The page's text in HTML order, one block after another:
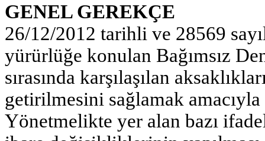
GENEL GEREKÇE
26/12/2012 tarihli ve 28569
yürürlüğe konulan Bağımsız
sırasında karşılaşılan
getirilmesini sağlamak
Yönetmelikte yer alan bazı